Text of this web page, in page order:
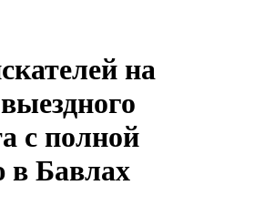
на
с полной
в Бавлах